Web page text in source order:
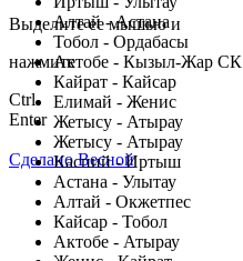
Алтай - Астана
Тобол - Ордабасы
Актобе - Кызыл-Жар СК
Кайрат - Кайсар
Елимай - Женис
Жетысу - Атырау
Жетысу - Атырау
Каспий - Иртыш
Астана - Улытау
Алтай - Окжетпес
Кайсар - Тобол
Актобе - Атырау
Выделите ее мышью и
нажмите
Ctrl
Enter
Сделано Весной